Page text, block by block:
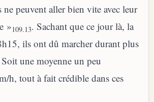
peuvent aller bien vite avec leur
»109.13. Sachant que ce jour là, la
ils ont dû marcher durant plus
une moyenne un peu
h, tout à fait crédible dans ces